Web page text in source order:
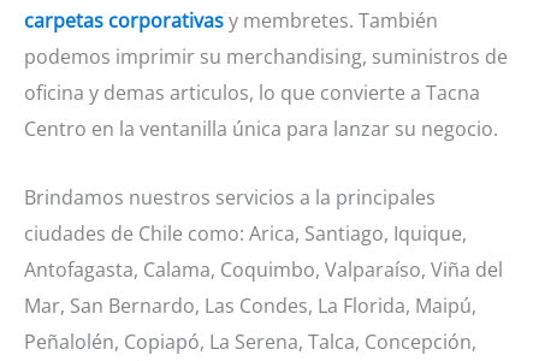
carpetas corporativasy membretes. También
podemos imprimir su merchandising, suministros de
oficina y demas articulos, lo que convierte a Tacna
Centro en la ventanilla única para lanzar su negocio.
Brindamos nuestros servicios a la principales
ciudades de Chile como: Arica, Santiago, Iquique,
Antofagasta, Calama, Coquimbo, Valparaíso, Viña del
Mar, San Bernardo, Las Condes, La Florida, Maipú,
Peñalolén, Copiapó, La Serena, Talca, Concepción,